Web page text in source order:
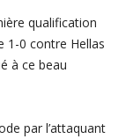
qualification
1-0 contre Hellas
à ce beau
par l’attaquant